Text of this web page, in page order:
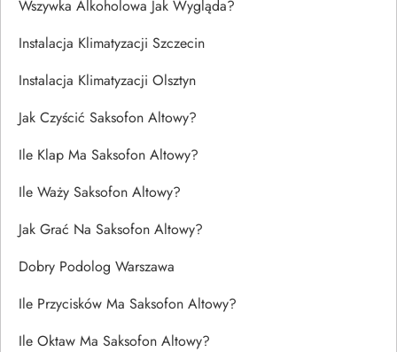
Wszywka Alkoholowa Jak Wygląda?
Instalacja Klimatyzacji Szczecin
Instalacja Klimatyzacji Olsztyn
Jak Czyścić Saksofon Altowy?
Ile Klap Ma Saksofon Altowy?
Ile Waży Saksofon Altowy?
Jak Grać Na Saksofon Altowy?
Dobry Podolog Warszawa
Ile Przycisków Ma Saksofon Altowy?
Ile Oktaw Ma Saksofon Altowy?